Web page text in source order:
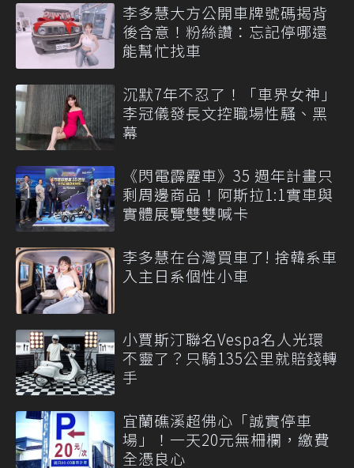
李多慧大方公開車牌號碼揭背
後含意！粉絲讚：忘記停哪還
能幫忙找車
沉默7年不忍了！「車界女神」
李冠儀發長文控職場性騷、黑
幕
《閃電霹靂車》35 週年計畫只
剩周邊商品！阿斯拉1:1實車與
實體展覽雙雙喊卡
李多慧在台灣買車了! 捨韓系車
入主日系個性小車
小賈斯汀聯名Vespa名人光環
不靈了？只騎135公里就賠錢轉
手
宜蘭礁溪超佛心「誠實停車
場」！一天20元無柵欄，繳費
全憑良心